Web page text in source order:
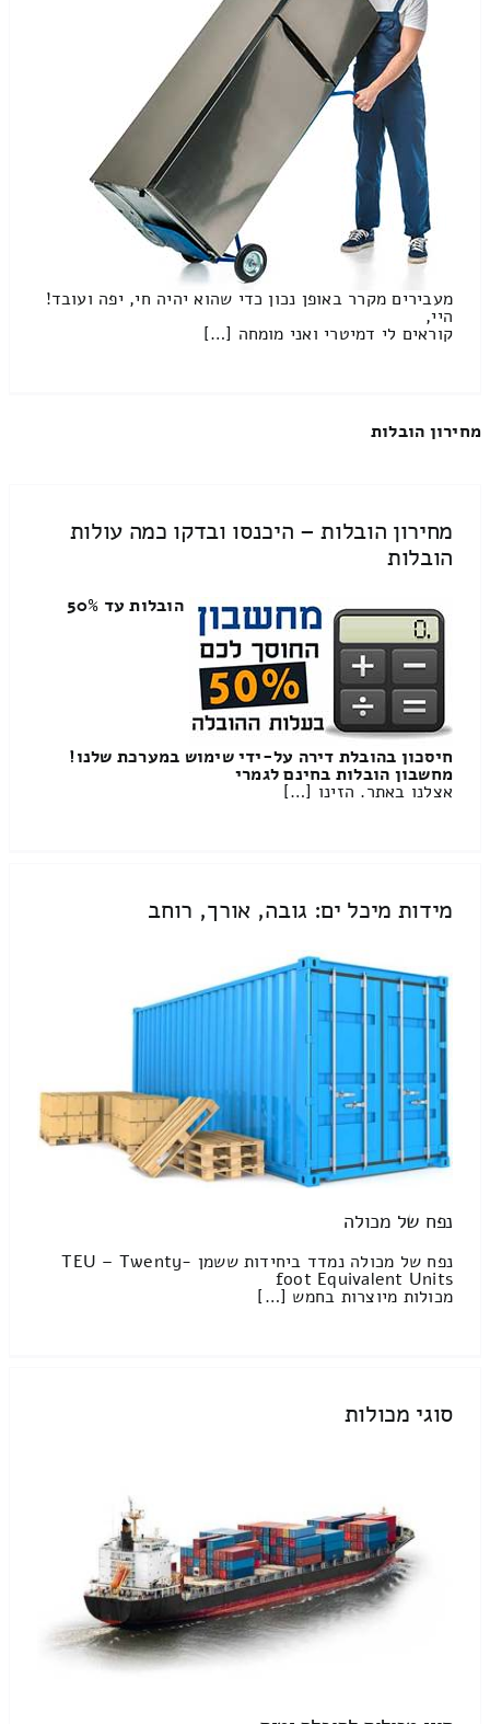
מעבירים מקרר באופן נכון כדי שהוא יהיה חי, יפה ועובד!
היי,
קוראים לי דמיטרי ואני מומחה […]
מחירון הובלות
מחירון הובלות – היכנסו ובדקו כמה עולות
הובלות
הובלות עד 50%
חיסכון בהובלת דירה על-ידי שימוש במערכת שלנו!
מחשבון הובלות בחינם לגמרי
אצלנו באתר. הזינו […]
מידות מיכל ים: גובה, אורך, רוחב
נפח של מכולה
נפח של מכולה נמדד ביחידות ששמן TEU – Twenty-
foot Equivalent Units
מכולות מיוצרות בחמש […]
סוגי מכולות